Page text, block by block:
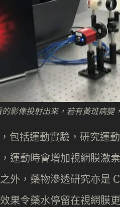
影像投射出來，若有黃班病變
包括運動實驗，研究運
運動時會增加視網膜激
外，藥物滲透研究亦是
果令藥水停留在視網膜